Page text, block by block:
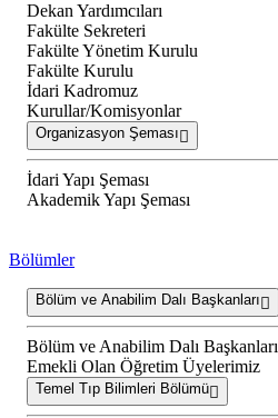
Dekan Yardımcıları
Fakülte Sekreteri
Fakülte Yönetim Kurulu
Fakülte Kurulu
İdari Kadromuz
Kurullar/Komisyonlar
Organizasyon Şeması
İdari Yapı Şeması
Akademik Yapı Şeması
Bölümler
Bölüm ve Anabilim Dalı Başkanları
Bölüm ve Anabilim Dalı Başkanları
Emekli Olan Öğretim Üyelerimiz
Temel Tıp Bilimleri Bölümü